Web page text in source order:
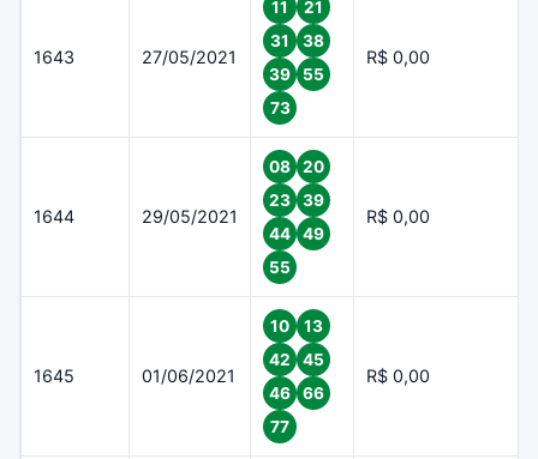
1643 27/05/2021
11
21
31
38
39
55
73
R$ 0,00
1644 29/05/2021
08
20
23
39
44
49
55
R$ 0,00
1645 01/06/2021
10
13
42
45
46
66
77
R$ 0,00